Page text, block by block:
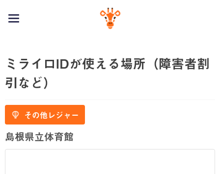
toggle
ミライロIDが使える場所（障害者割
引など）
その他レジャー
島根県立体育館